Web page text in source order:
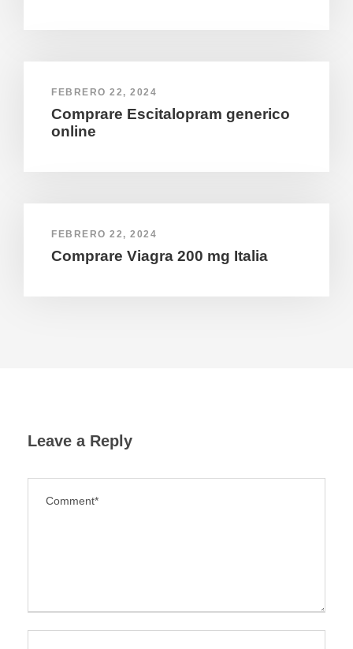
FEBRERO 22, 2024
Comprare Escitalopram generico
online
FEBRERO 22, 2024
Comprare Viagra 200 mg Italia
Leave a Reply